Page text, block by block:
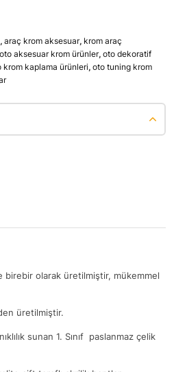
, araç krom aksesuar, krom araç
oto aksesuar krom ürünler, oto dekoratif
krom kaplama ürünleri, oto tuning krom
birebir olarak üretilmiştir, mükemmel
üretilmiştir.
sunan 1. Sınıf paslanmaz çelik